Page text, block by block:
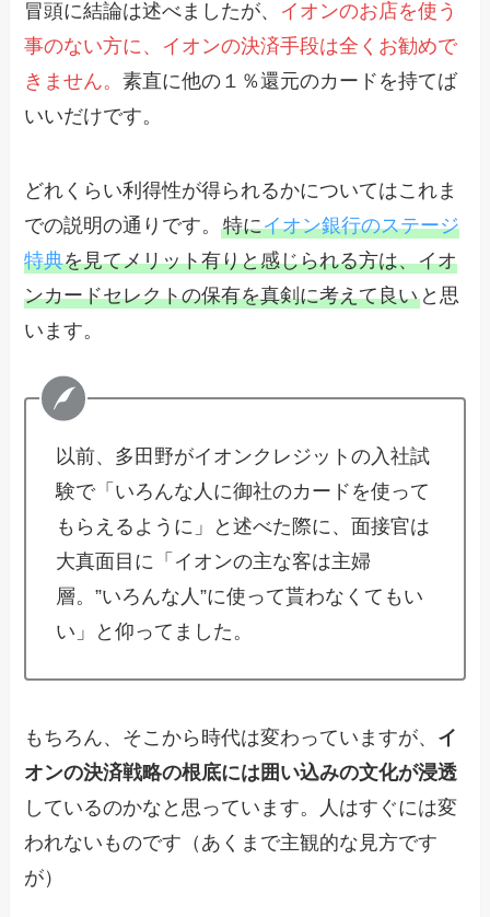
冒頭に結論は述べましたが、 イオンのお店を使う
事のない方に、イオンの決済手段は全くお勧めで
きません。素直に他の１％還元のカードを持てば
いいだけです。
どれくらい利得性が得られるかについてはこれま
での説明の通りです。特にイオン銀行のステージ
特典を見てメリット有りと感じられる方は、イオ
ンカードセレクトの保有を真剣に考えて良い と思
います。
以前、多田野がイオンクレジットの入社試
験で「いろんな人に御社のカードを使って
もらえるように」と述べた際に、面接官は
大真面目に「イオンの主な客は主婦
層。”いろんな人”に使って貰わなくてもい
い」と仰ってました。
もちろん、そこから時代は変わっていますが、 イ
オンの決済戦略の根底には囲い込みの文化が浸透
しているのかなと思っています。人はすぐには変
われないものです（あくまで主観的な見方です
が）